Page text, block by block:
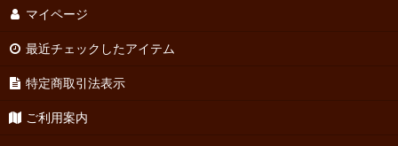
マイページ
最近チェックしたアイテム
特定商取引法表示
ご利用案内